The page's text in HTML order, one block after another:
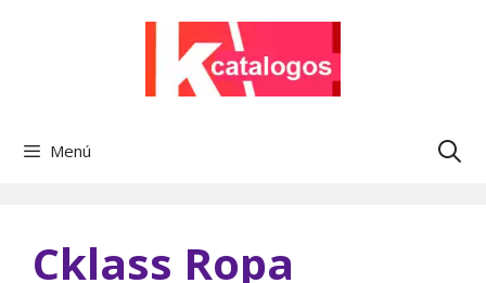
Menú
Cklass Ropa